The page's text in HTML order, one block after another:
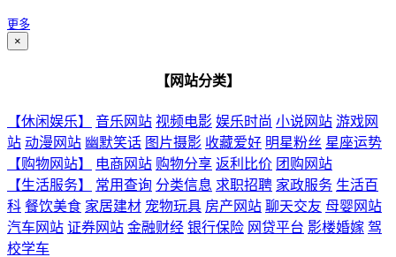
更多
×
【网站分类】
【休闲娱乐】 音乐网站 视频电影 娱乐时尚 小说网站 游戏网
站 动漫网站 幽默笑话 图片摄影 收藏爱好 明星粉丝 星座运势
【购物网站】
电商网站 购物分享 返利比价 团购网站
【生活服务】
常用查询 分类信息 求职招聘 家政服务 生活百
科 餐饮美食 家居建材 宠物玩具 房产网站 聊天交友 母婴网站
汽车网站 证券网站 金融财经 银行保险 网贷平台 影楼婚嫁 驾
校学车